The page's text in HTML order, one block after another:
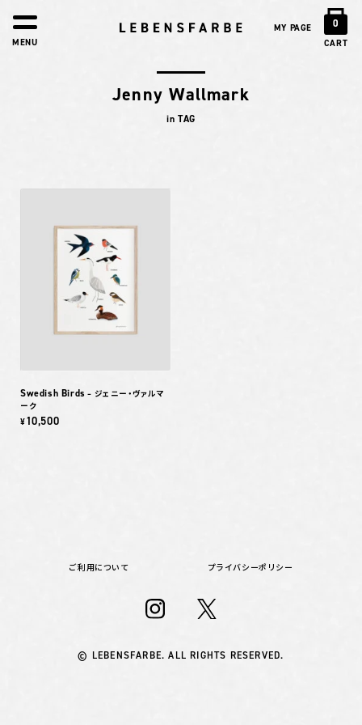
MY PAGE 0
CART
MENU
Jenny Wallmark
in TAG
Swedish Birds – ジェニー・ヴァルマ
ーク
¥10,500
ご利用について プライバシーポリシー
© LEBENSFARBE. ALL RIGHTS RESERVED.